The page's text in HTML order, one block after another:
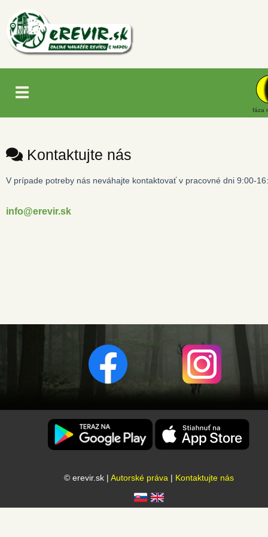
fáza
Kontaktujte nás
V prípade potreby nás neváhajte kontaktovať v pracovné dni 9:00-
info@erevir.sk
© erevir.sk | Autorské práva | Kontaktujte nás